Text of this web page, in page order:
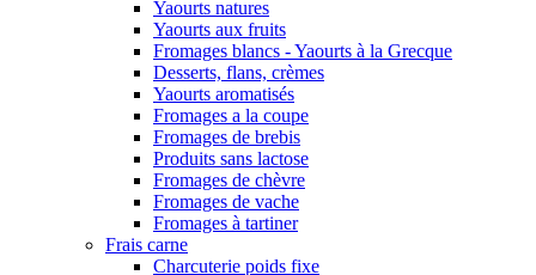
Yaourts natures
Yaourts aux fruits
Fromages blancs - Yaourts à la Grecque
Desserts, flans, crèmes
Yaourts aromatisés
Fromages a la coupe
Fromages de brebis
Produits sans lactose
Fromages de chèvre
Fromages de vache
Fromages à tartiner
Frais carne
Charcuterie poids fixe